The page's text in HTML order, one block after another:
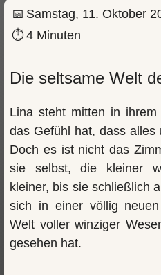
📅 Samstag, 11. Oktober
⏱4 Minuten
Die seltsame Welt
Lina steht mitten in
das Gefühl hat, dass alles
Doch es ist nicht das
sie selbst, die kleiner
kleiner, bis sie schließlich
sich in einer völlig
Welt voller winziger
gesehen hat.